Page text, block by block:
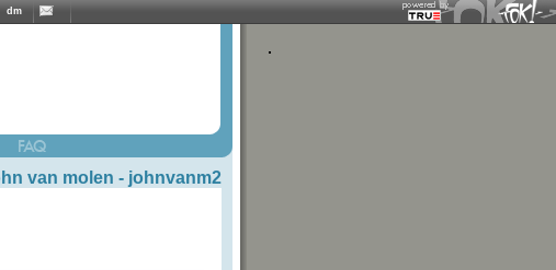
dm
van molen - johnvanm2